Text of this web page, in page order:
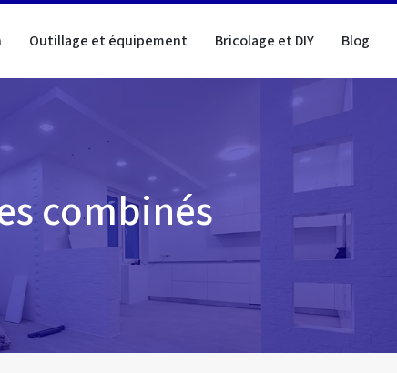
Outillage et équipement Bricolage et DIY Blog
combinés